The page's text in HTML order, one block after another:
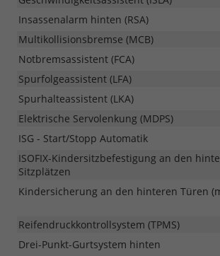
Insassenalarm hinten (RSA)
Multikollisionsbremse (MCB)
Notbremsassistent (FCA)
Spurfolgeassistent (LFA)
Spurhalteassistent (LKA)
Elektrische Servolenkung (MDPS)
ISG - Start/Stopp Automatik
ISOFIX-Kindersitzbefestigung an den
Sitzplätzen
Kindersicherung an den hinteren Türen
Reifendruckkontrollsystem (TPMS)
Drei-Punkt-Gurtsystem hinten